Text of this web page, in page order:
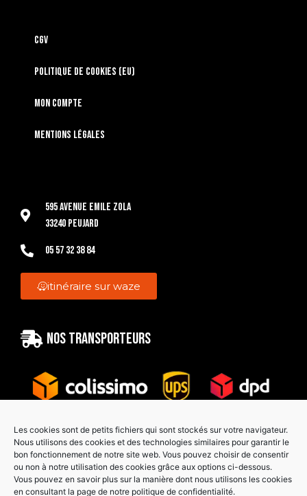
Les cookies sont de petits fichiers qui sont stockés sur votre navigateur.
Nous utilisons des cookies et des technologies similaires pour garantir le
bon fonctionnement de notre site web. Vous pouvez choisir de consentir
ou non à notre utilisation des cookies grâce aux options ci-dessous.
Vous pouvez en savoir plus sur la manière dont nous utilisons les cookies
en consultant la page de notre politique de confidentialité.
CGV
Politique de cookies (EU)
Mon compte
Mentions légales
595 Avenue Emile Zola
33240 Peujard
05 57 32 38 84
itinéraire sur waze
Nos transporteurs
Paiement sécurisé